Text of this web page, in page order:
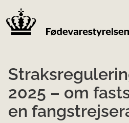
2025 – om
en